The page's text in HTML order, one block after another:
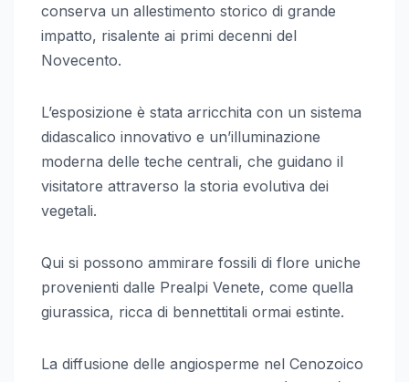
conserva un allestimento storico di grande
impatto, risalente ai primi decenni del
Novecento.
L’esposizione è stata arricchita con un sistema
didascalico innovativo e un’illuminazione
moderna delle teche centrali, che guidano il
visitatore attraverso la storia evolutiva dei
vegetali.
Qui si possono ammirare fossili di flore uniche
provenienti dalle Prealpi Venete, come quella
giurassica, ricca di bennettitali ormai estinte.
La diffusione delle angiosperme nel Cenozoico